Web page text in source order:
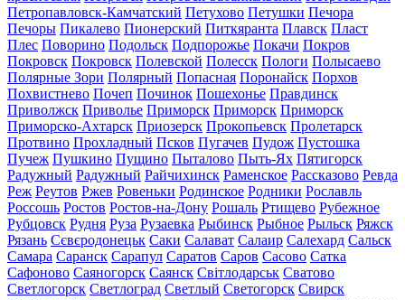
Петропавловск-Камчатский Петухово Петушки Печора
Печоры Пикалево Пионерский Питкяранта Плавск Пласт
Плес Поворино Подольск Подпорожье Покачи Покров
Покровск Покровск Полевской Полесск Пологи Полысаево
Полярные Зори Полярный Попасная Поронайск Порхов
Похвистнево Почеп Починок Пошехонье Правдинск
Приволжск Приволье Приморск Приморск Приморск
Приморско-Ахтарск Приозерск Прокопьевск Пролетарск
Протвино Прохладный Псков Пугачев Пудож Пустошка
Пучеж Пушкино Пущино Пыталово Пыть-Ях Пятигорск
Радужный Радужный Райчихинск Раменское Рассказово Ревда
Реж Реутов Ржев Ровеньки Родинское Родники Рославль
Россошь Ростов Ростов-на-Дону Рошаль Ртищево Рубежное
Рубцовск Рудня Руза Рузаевка Рыбинск Рыбное Рыльск Ряжск
Рязань Сєвєродонецьк Саки Салават Салаир Салехард Сальск
Самара Саранск Сарапул Саратов Саров Сасово Сатка
Сафоново Саяногорск Саянск Світлодарськ Сватово
Светлогорск Светлоград Светлый Светогорск Свирск